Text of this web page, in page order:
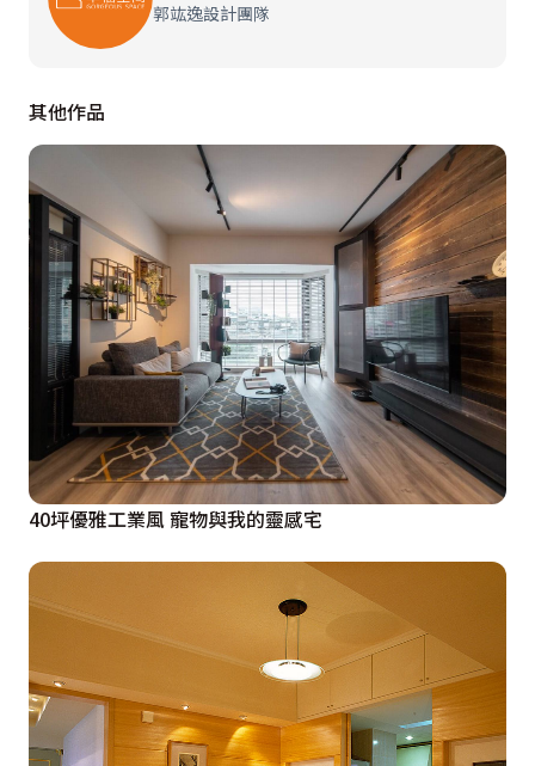
郭竑逸設計團隊
其他作品
40坪優雅工業風 寵物與我的靈感宅